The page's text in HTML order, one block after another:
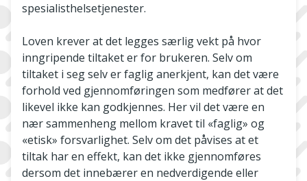
spesialisthelsetjenester.
Loven krever at det legges særlig vekt på hvor
inngripende tiltaket er for brukeren. Selv om
tiltaket i seg selv er faglig anerkjent, kan det være
forhold ved gjennomføringen som medfører at det
likevel ikke kan godkjennes. Her vil det være en
nær sammenheng mellom kravet til «faglig» og
«etisk» forsvarlighet. Selv om det påvises at et
tiltak har en effekt, kan det ikke gjennomføres
dersom det innebærer en nedverdigende eller